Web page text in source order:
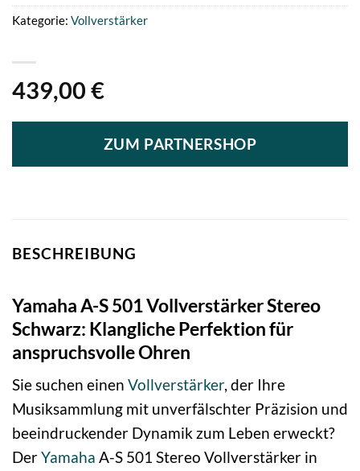
439,00 €
ZUM PARTNERSHOP
Kategorie: Vollverstärker
BESCHREIBUNG
Yamaha A-S 501 Vollverstärker Stereo
Schwarz: Klangliche Perfektion für
anspruchsvolle Ohren
Sie suchen einen Vollverstärker, der Ihre
Musiksammlung mit unverfälschter Präzision und
beeindruckender Dynamik zum Leben erweckt?
DerYamaha A-S 501 Stereo Vollverstärker in